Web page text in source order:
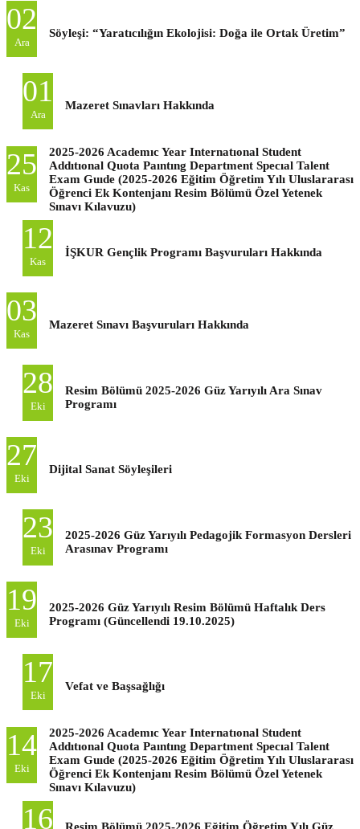
02
Ara
Söyleşi: “Yaratıcılığın Ekolojisi: Doğa ile Ortak Üretim”
01
Ara
Mazeret Sınavları Hakkında
25
Kas
2025-2026 Academıc Year Internatıonal Student
Addıtıonal Quota Paıntıng Department Specıal Talent
Exam Guıde (2025-2026 Eğitim Öğretim Yılı Uluslararası
Öğrenci Ek Kontenjanı Resim Bölümü Özel Yetenek
Sınavı Kılavuzu)
12
Kas
İŞKUR Gençlik Programı Başvuruları Hakkında
03
Kas
Mazeret Sınavı Başvuruları Hakkında
28
Eki
Resim Bölümü 2025-2026 Güz Yarıyılı Ara Sınav
Programı
27
Eki
Dijital Sanat Söyleşileri
23
Eki
2025-2026 Güz Yarıyılı Pedagojik Formasyon Dersleri
Arasınav Programı
19
Eki
2025-2026 Güz Yarıyılı Resim Bölümü Haftalık Ders
Programı (Güncellendi 19.10.2025)
17
Eki
Vefat ve Başsağlığı
14
Eki
2025-2026 Academıc Year Internatıonal Student
Addıtıonal Quota Paıntıng Department Specıal Talent
Exam Guıde (2025-2026 Eğitim Öğretim Yılı Uluslararası
Öğrenci Ek Kontenjanı Resim Bölümü Özel Yetenek
Sınavı Kılavuzu)
16
Resim Bölümü 2025-2026 Eğitim Öğretim Yılı Güz